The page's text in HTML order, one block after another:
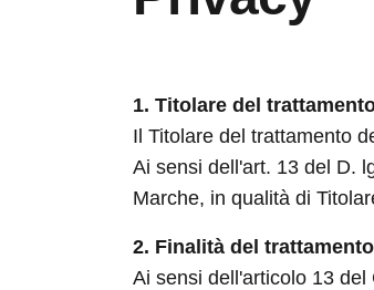
1. Titolare del
Il Titolare del trattamento
Ai sensi dell'art. 13 del D.
Marche, in qualità di
2. Finalità del trattamento
Ai sensi dell'articolo 13